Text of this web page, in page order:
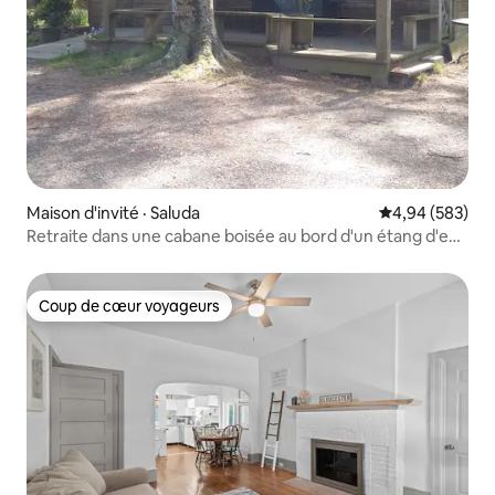
Maison d'invité · Saluda Note
4,94 (583)
Retraite dans une cabane boisée au bord d'un étang d'eau
Coup de cœur voyageurs
Coup de cœur voyageurs